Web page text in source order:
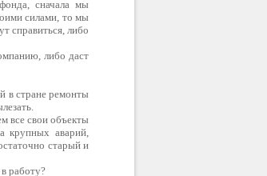
сначала мы
силами, то мы
справиться, либо
либо даст
в стране ремонты
все свои объекты
крупных аварий,
старый и
работу?